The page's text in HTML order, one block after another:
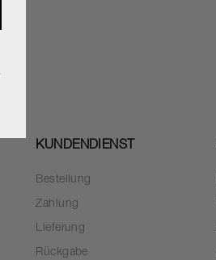
KUNDENDIENST
Bestellung
Zahlung
Lieferung
Rückgabe